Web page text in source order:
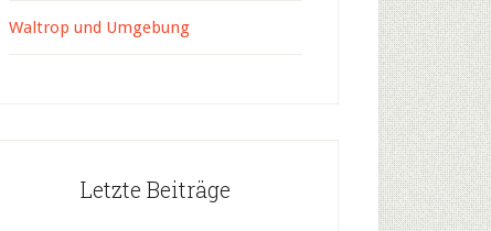
Waltrop und Umgebung
Letzte Beiträge